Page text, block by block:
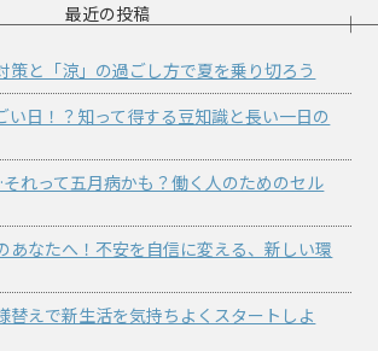
最近の投稿
策と「涼」の過ごし方で夏を乗り切ろう
い日！？知って得する豆知識と長い一日の
れって五月病かも？働く人のためのセル
あなたへ！不安を自信に変える、新しい環
替えで新生活を気持ちよくスタートしよ